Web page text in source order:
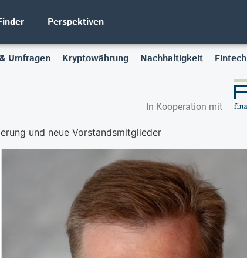
Perspektiven
Umfragen Kryptowährung Nachhaltigkeit Fintech
In Kooperation mit
und neue Vorstandsmitglieder